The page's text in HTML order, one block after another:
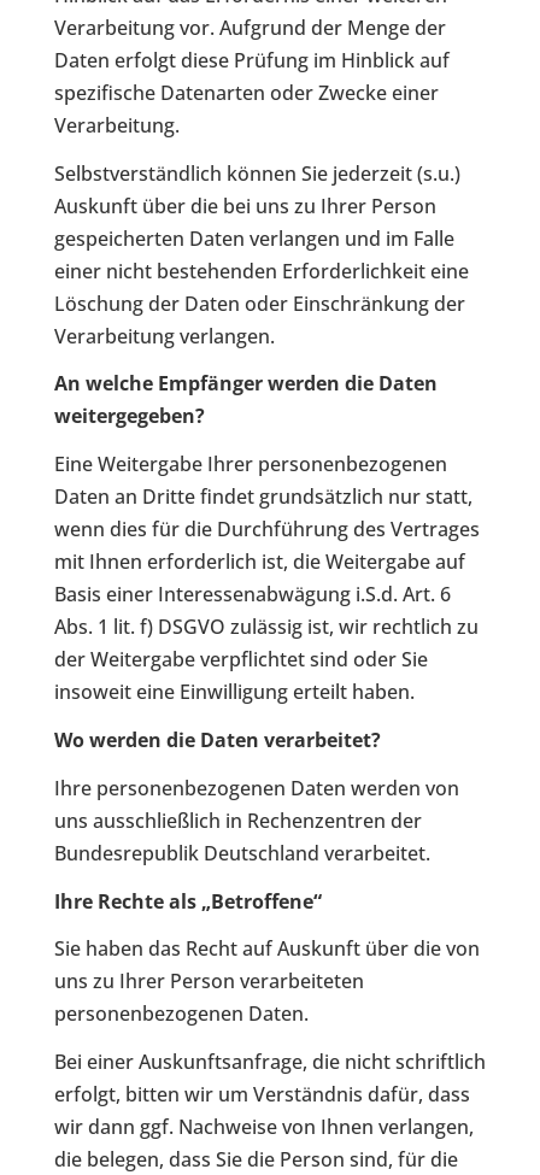
Verarbeitung vor. Aufgrund der Menge der
Daten erfolgt diese Prüfung im Hinblick auf
spezifische Datenarten oder Zwecke einer
Verarbeitung.
Selbstverständlich können Sie jederzeit (s.u.)
Auskunft über die bei uns zu Ihrer Person
gespeicherten Daten verlangen und im Falle
einer nicht bestehenden Erforderlichkeit eine
Löschung der Daten oder Einschränkung der
Verarbeitung verlangen.
An welche Empfänger werden die Daten
weitergegeben?
Eine Weitergabe Ihrer personenbezogenen
Daten an Dritte findet grundsätzlich nur statt,
wenn dies für die Durchführung des Vertrages
mit Ihnen erforderlich ist, die Weitergabe auf
Basis einer Interessenabwägung i.S.d. Art. 6
Abs. 1 lit. f) DSGVO zulässig ist, wir rechtlich zu
der Weitergabe verpflichtet sind oder Sie
insoweit eine Einwilligung erteilt haben.
Wo werden die Daten verarbeitet?
Ihre personenbezogenen Daten werden von
uns ausschließlich in Rechenzentren der
Bundesrepublik Deutschland verarbeitet.
Ihre Rechte als „Betroffene“
Sie haben das Recht auf Auskunft über die von
uns zu Ihrer Person verarbeiteten
personenbezogenen Daten.
Bei einer Auskunftsanfrage, die nicht schriftlich
erfolgt, bitten wir um Verständnis dafür, dass
wir dann ggf. Nachweise von Ihnen verlangen,
die belegen, dass Sie die Person sind, für die